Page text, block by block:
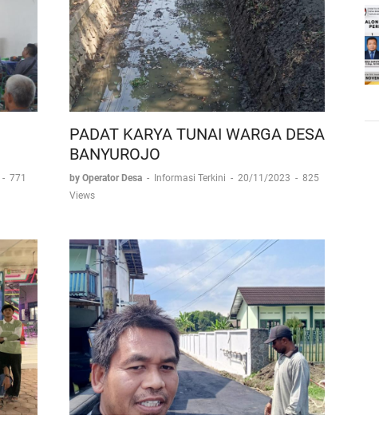
- 771
PADAT KARYA TUNAI WARGA DESA
BANYUROJO
by Operator Desa - Informasi Terkini - 20/11/2023 - 825
Views